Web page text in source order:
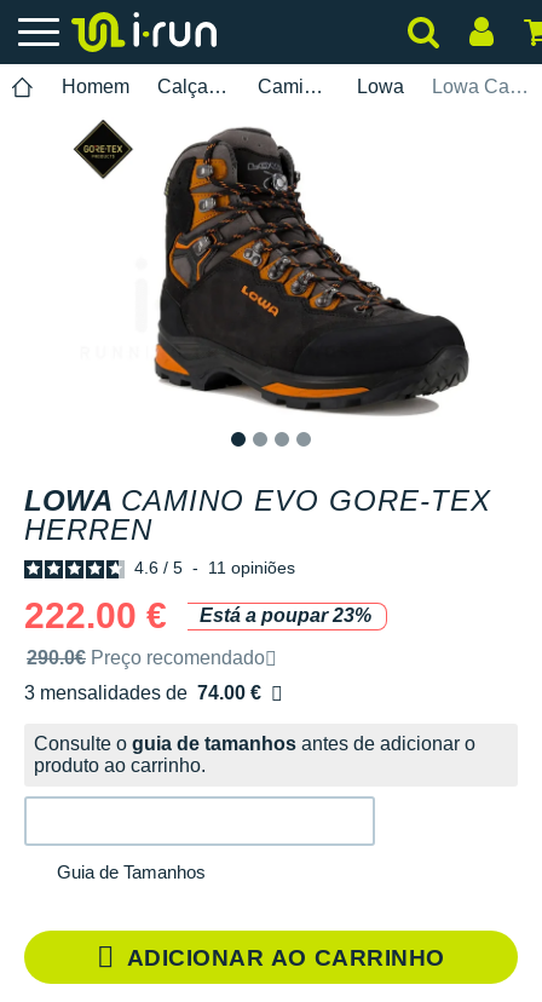
Homem Calçados Caminhada Lowa Lowa Camino Evo Gore-Tex Herren
LOWA CAMINO EVO GORE-TEX
HERREN
4.6 / 5 - 11 opiniões
222.00 €
Está a poupar 23%
Preço de venda recomendado pela marca
290.0€ Preço recomendado
3 mensalidades de 74.00 €
sem custos
Consulte o guia de tamanhos antes de adicionar o
produto ao carrinho.
Guia de Tamanhos
ADICIONAR AO CARRINHO